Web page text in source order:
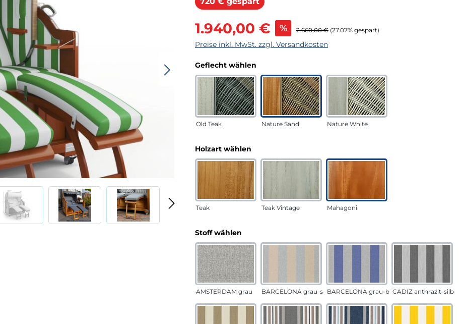
Verkaufspreis:
1.940,00 € % Regulärer Preis:
2.660,00 € (27.07% gespart)
Preise inkl. MwSt. zzgl. Versandkosten
Geflecht wählen
Old Teak Nature Sand Nature White
Holzart wählen
Teak Teak Vintage Mahagoni
Stoff wählen
AMSTERDAM grau BARCELONA grau-sandBARCELONA grau-blauCADÍZ anthrazit-silber